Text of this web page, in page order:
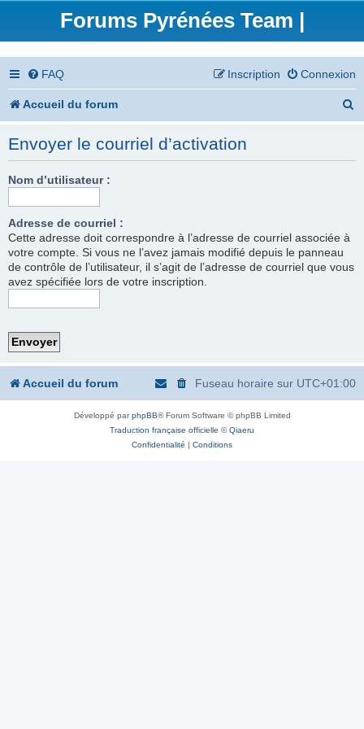
Forums Pyrénées Team |
FAQ Connexion
Inscription
Accueil du forum
Envoyer le courriel d’activation
Nom d’utilisateur :
Adresse de courriel :
Cette adresse doit correspondre à l’adresse de courriel associée à
votre compte. Si vous ne l’avez jamais modifié depuis le panneau
de contrôle de l’utilisateur, il s’agit de l’adresse de courriel que vous
avez spécifiée lors de votre inscription.
Accueil du forum Fuseau horaire sur UTC+01:00
Développé parphpBB® Forum Software © phpBB Limited
Traduction française officielle ©Qiaeru
Confidentialité | Conditions